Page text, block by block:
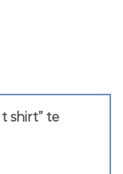
shirt” te